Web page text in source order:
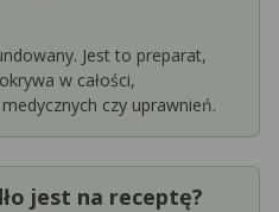
Jest to preparat,
w całości,
czy uprawnień.
jest na receptę?